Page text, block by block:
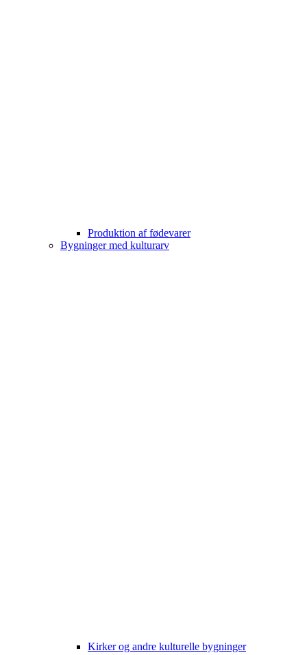
Produktion af fødevarer
Bygninger med kulturarv
Kirker og andre kulturelle bygninger